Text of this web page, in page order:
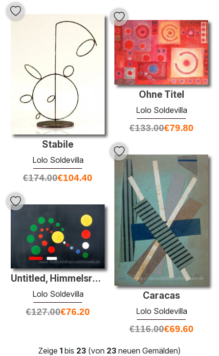
Stabile
Lolo Soldevilla
€174.00€104.40
Ohne Titel
Lolo Soldevilla
€133.00€79.80
Caracas
Lolo Soldevilla
€116.00€69.60
Untitled, Himmelsreich
Lolo Soldevilla
€127.00€76.20
Zeige 1 bis 23 (von 23 neuen Gemälden)